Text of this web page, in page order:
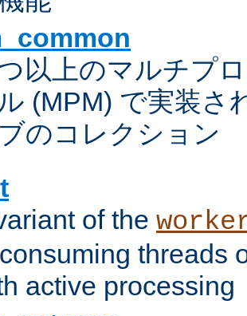
以上のマルチプ
(MPM) で実装さ
のコレクション
of the
threads
active processing